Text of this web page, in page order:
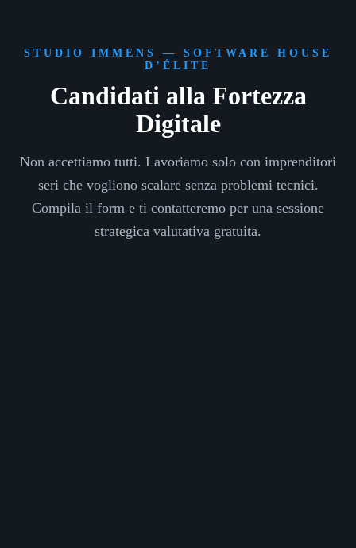
STUDIO IMMENS — SOFTWARE HOUSE
D’ÉLITE
Candidati alla Fortezza
Digitale
Non accettiamo tutti. Lavoriamo solo con imprenditori
seri che vogliono scalare senza problemi tecnici.
Compila il form e ti contatteremo per una sessione
strategica valutativa gratuita.